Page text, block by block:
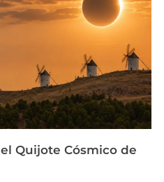
Quijote Cósmico de